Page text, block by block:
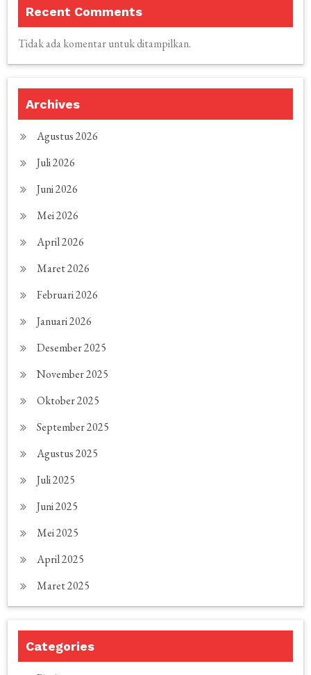
Recent Comments
Tidak ada komentar untuk ditampilkan.
Archives
Agustus 2026
Juli 2026
Juni 2026
Mei 2026
April 2026
Maret 2026
Februari 2026
Januari 2026
Desember 2025
November 2025
Oktober 2025
September 2025
Agustus 2025
Juli 2025
Juni 2025
Mei 2025
April 2025
Maret 2025
Categories